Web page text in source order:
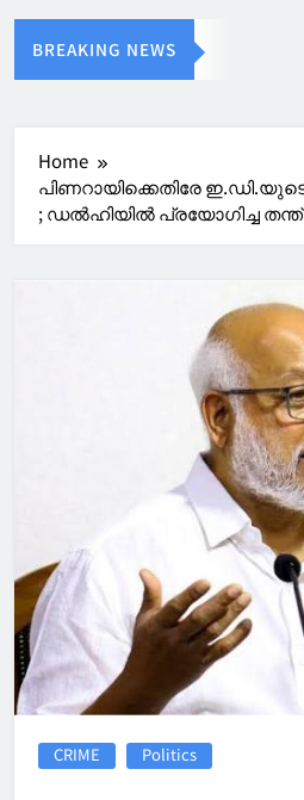
BREAKING NEWS
Home
പിണറായിക്കെതിരേ
; ഡല്‍ഹിയില്‍ പ്രയോഗിച്ച
CRIME Politics